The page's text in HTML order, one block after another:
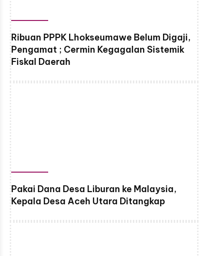
Ribuan PPPK Lhokseumawe Belum Digaji,
Pengamat ; Cermin Kegagalan Sistemik
Fiskal Daerah
Pakai Dana Desa Liburan ke Malaysia,
Kepala Desa Aceh Utara Ditangkap